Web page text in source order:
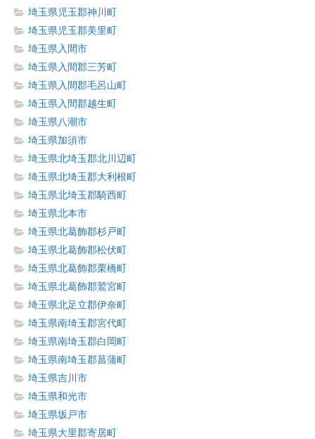
埼玉県児玉郡神川町
埼玉県児玉郡美里町
埼玉県入間市
埼玉県入間郡三芳町
埼玉県入間郡毛呂山町
埼玉県入間郡越生町
埼玉県八潮市
埼玉県加須市
埼玉県北埼玉郡北川辺町
埼玉県北埼玉郡大利根町
埼玉県北埼玉郡騎西町
埼玉県北本市
埼玉県北葛飾郡杉戸町
埼玉県北葛飾郡松伏町
埼玉県北葛飾郡栗橋町
埼玉県北葛飾郡鷲宮町
埼玉県北足立郡伊奈町
埼玉県南埼玉郡宮代町
埼玉県南埼玉郡白岡町
埼玉県南埼玉郡菖蒲町
埼玉県吉川市
埼玉県和光市
埼玉県坂戸市
埼玉県大里郡寄居町